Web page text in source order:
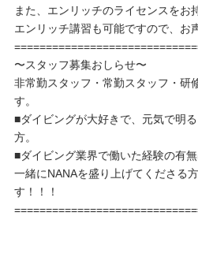
また、エンリッチのライセンスをお
エンリッチ講習も可能ですので、お
〜スタッフ募集おしらせ〜
非常勤スタッフ・常勤スタッフ・研
す。
■ダイビングが大好きで、元気で明
方。
■ダイビング業界で働いた経験の有無
一緒にNANAを盛り上げてくださる
す！！！